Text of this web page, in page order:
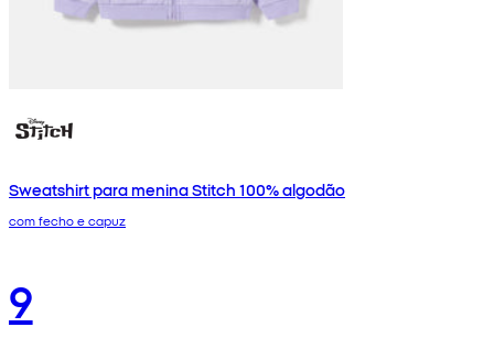
Sweatshirt para menina Stitch 100% algodão
com fecho e capuz
9